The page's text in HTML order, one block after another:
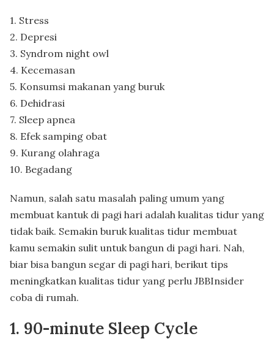
1. Stress
2. Depresi
3. Syndrom night owl
4. Kecemasan
5. Konsumsi makanan yang buruk
6. Dehidrasi
7. Sleep apnea
8. Efek samping obat
9. Kurang olahraga
10. Begadang
Namun, salah satu masalah paling umum yang
membuat kantuk di pagi hari adalah kualitas tidur yang
tidak baik. Semakin buruk kualitas tidur membuat
kamu semakin sulit untuk bangun di pagi hari. Nah,
biar bisa bangun segar di pagi hari, berikut tips
meningkatkan kualitas tidur yang perlu JBBInsider
coba di rumah.
1. 90-minute Sleep Cycle